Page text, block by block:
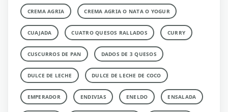
CREMA AGRIA CREMA AGRIA O NATA O YOGUR
CUAJADA CUATRO QUESOS RALLADOS CURRY
CUSCURROS DE PAN DADOS DE 3 QUESOS
DULCE DE LECHE DULCE DE LECHE DE COCO
EMPERADOR ENDIVIAS ENELDO ENSALADA